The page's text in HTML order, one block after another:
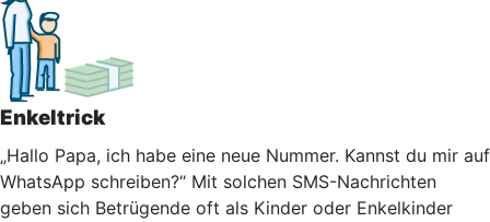
Enkeltrick
„Hallo Papa, ich habe eine neue Nummer. Kannst du mir auf
WhatsApp schreiben?“ Mit solchen SMS-Nachrichten
geben sich Betrügende oft als Kinder oder Enkelkinder